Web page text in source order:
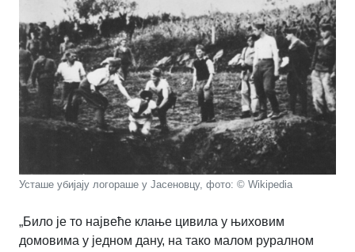
Усташе убијају логораше у Јасеновцу, фото: © Wikipedia
„Било је то највеће клање цивила у њиховим
домовима у једном дану, на тако малом руралном